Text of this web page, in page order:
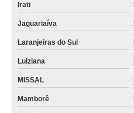
Irati
Jaguariaíva
Laranjeiras do Sul
Luiziana
MISSAL
Mamborê